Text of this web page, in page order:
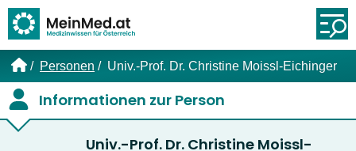
Personen Univ.-Prof. Dr. Christine Moissl-Eichinger
Informationen zur Person
Univ.-Prof. Dr. Christine Moissl-